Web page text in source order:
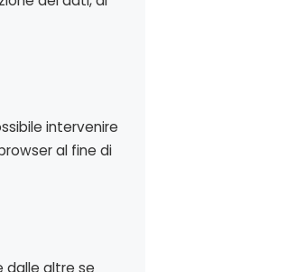
intervenire
al fine di